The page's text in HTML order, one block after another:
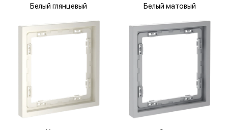
Белый глянцевый Белый матовый